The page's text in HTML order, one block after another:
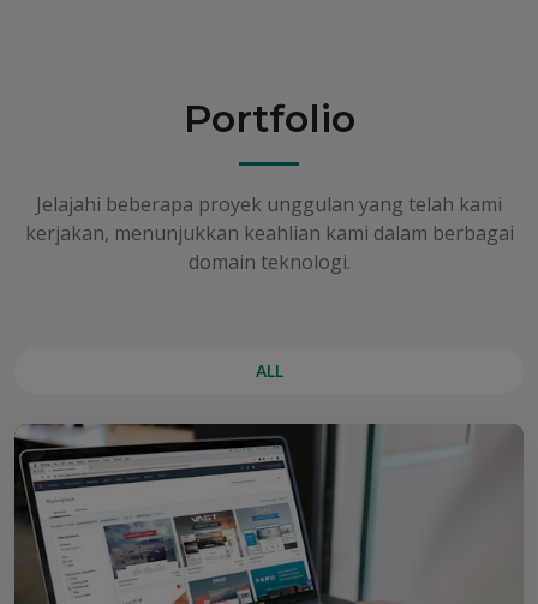
Portfolio
Jelajahi beberapa proyek unggulan yang telah kami
kerjakan, menunjukkan keahlian kami dalam berbagai
domain teknologi.
ALL